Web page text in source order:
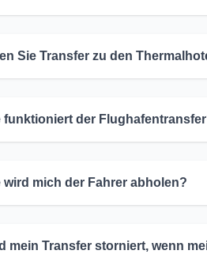
Sie Transfer zu den
funktioniert der
wird mich der Fahrer abholen?
mein Transfer storniert, wenn